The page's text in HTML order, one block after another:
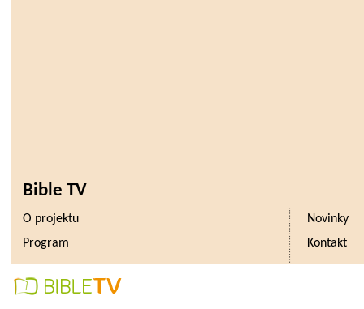
Bible TV
O projektu
Novinky
Program
Kontakt